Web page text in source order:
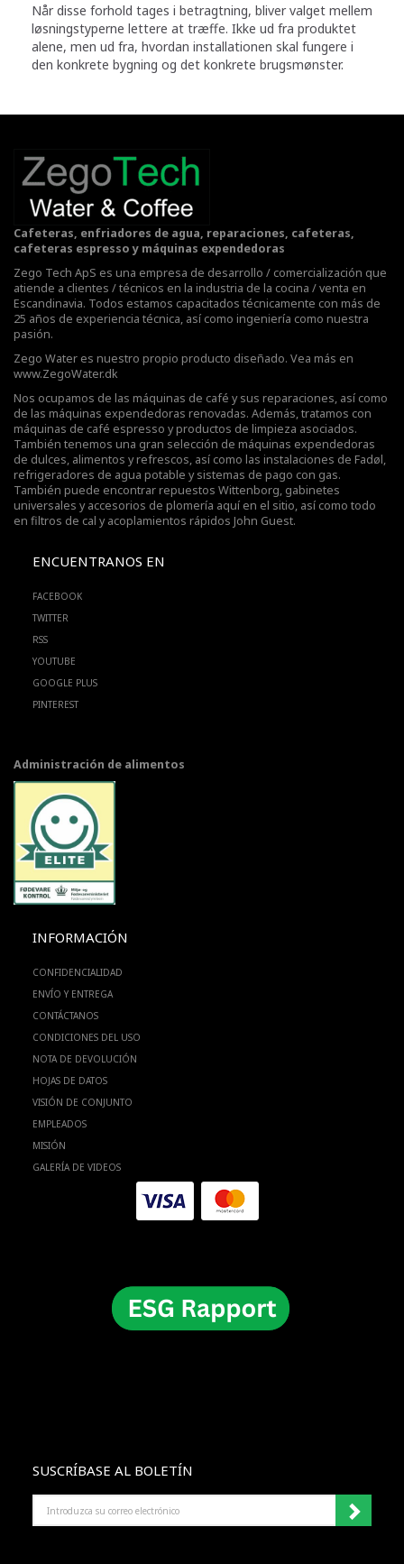
Når disse forhold tages i betragtning, bliver valget mellem
løsningstyperne lettere at træffe. Ikke ud fra produktet
alene, men ud fra, hvordan installationen skal fungere i
den konkrete bygning og det konkrete brugsmønster.
Cafeteras, enfriadores de agua, reparaciones, cafeteras,
cafeteras espresso y máquinas expendedoras
Zego Tech ApS es una empresa de desarrollo / comercialización que
atiende a clientes / técnicos en la industria de la cocina / venta en
Escandinavia. Todos estamos capacitados técnicamente con más de
25 años de experiencia técnica, así como ingeniería como nuestra
pasión.
Zego Water es nuestro propio producto diseñado. Vea más en
www.ZegoWater.dk
Nos ocupamos de las máquinas de café y sus reparaciones, así como
de las máquinas expendedoras renovadas. Además, tratamos con
máquinas de café espresso y productos de limpieza asociados.
También tenemos una gran selección de máquinas expendedoras
de dulces, alimentos y refrescos, así como las instalaciones de Fadøl,
refrigeradores de agua potable y sistemas de pago con gas.
También puede encontrar repuestos Wittenborg, gabinetes
universales y accesorios de plomería aquí en el sitio, así como todo
en filtros de cal y acoplamientos rápidos John Guest.
ENCUENTRANOS EN
FACEBOOK
TWITTER
RSS
YOUTUBE
GOOGLE PLUS
PINTEREST
Administración de alimentos
INFORMACIÓN
CONFIDENCIALIDAD
ENVÍO Y ENTREGA
CONTÁCTANOS
CONDICIONES DEL USO
NOTA DE DEVOLUCIÓN
HOJAS DE DATOS
VISIÓN DE CONJUNTO
EMPLEADOS
MISIÓN
GALERÍA DE VIDEOS
SUSCRÍBASE AL BOLETÍN
CORREO